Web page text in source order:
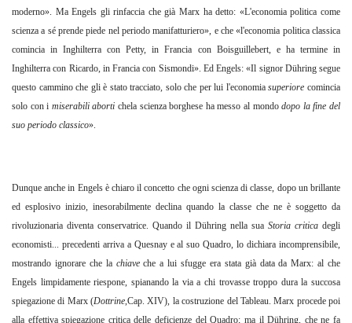
moderno». Ma Engels gli rinfaccia che già Marx ha detto: «L'economia politica come
scienza a sé prende piede nel periodo manifatturiero», e che «l'economia politica classica
comincia in Inghilterra con Petty, in Francia con Boisguillebert, e ha termine in
Inghilterra con Ricardo, in Francia con Sismondi». Ed Engels: «Il signor Dühring segue
questo cammino che gli è stato tracciato, solo che per lui l'economiasuperiorecomincia
solo con i miserabili abortichela scienza borghese ha messo al mondodopo la fine del
suo periodo classico».
Dunque anche in Engels è chiaro il concetto che ogni scienza di classe, dopo un brillante
ed esplosivo inizio, inesorabilmente declina quando la classe che ne è soggetto da
rivoluzionaria diventa conservatrice. Quando il Dühring nella sua Storia critica degli
economisti... precedenti arriva a Quesnay e al suo Quadro, lo dichiara incomprensibile,
mostrando ignorare che la chiaveche a lui sfugge era stata già data da Marx: al che
Engels limpidamente riespone, spianando la via a chi trovasse troppo dura la succosa
spiegazione di Marx (Dottrine,Cap. XIV), la costruzione del Tableau. Marx procede poi
alla effettiva spiegazione critica delle deficienze del Quadro; ma il Dühring, che ne fa